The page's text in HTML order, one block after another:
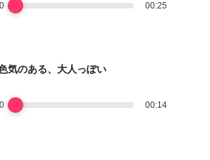
00:25
気のある、大人っぽい
00:14